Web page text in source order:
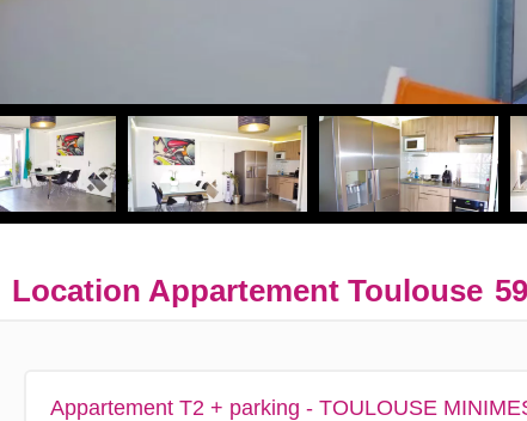
Location Appartement Toulouse
Appartement T2 + parking - TOULOUSE